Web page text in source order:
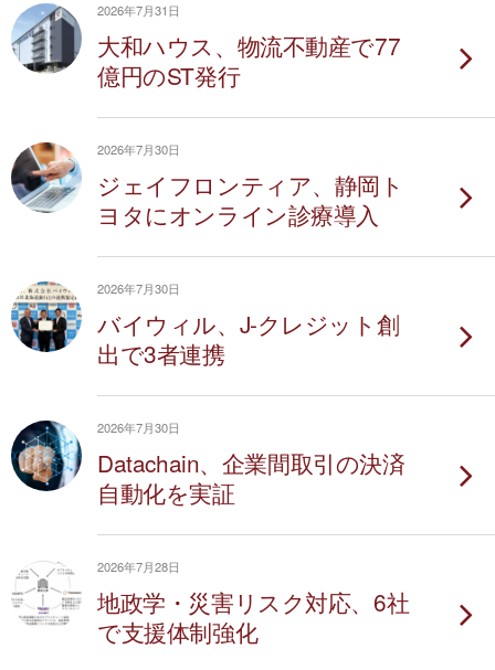
2026年7月31日
大和ハウス、物流不動産で77
億円のST発行
2026年7月30日
ジェイフロンティア、静岡ト
ヨタにオンライン診療導入
2026年7月30日
バイウィル、J-クレジット創
出で3者連携
2026年7月30日
Datachain、企業間取引の決済
自動化を実証
2026年7月28日
地政学・災害リスク対応、6社
で支援体制強化